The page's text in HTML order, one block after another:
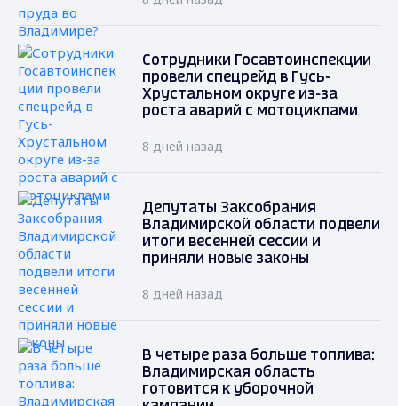
Сотрудники Госавтоинспекции
провели спецрейд в Гусь-
Хрустальном округе из-за
роста аварий с мотоциклами
8 дней назад
Депутаты Заксобрания
Владимирской области подвели
итоги весенней сессии и
приняли новые законы
8 дней назад
В четыре раза больше топлива:
Владимирская область
готовится к уборочной